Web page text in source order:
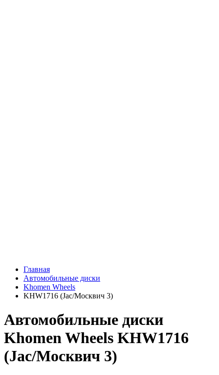
Главная
Автомобильные диски
Khomen Wheels
KHW1716 (Jac/Москвич 3)
Автомобильные диски
Khomen Wheels KHW1716
(Jac/Москвич 3)